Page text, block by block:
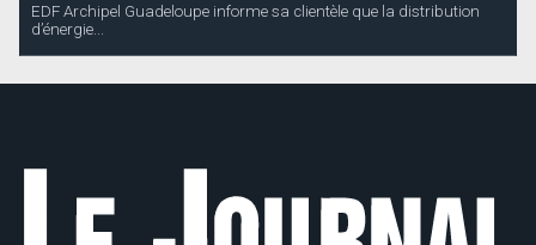
EDF Archipel Guadeloupe informe sa clientèle que la distribution
d’énergie...